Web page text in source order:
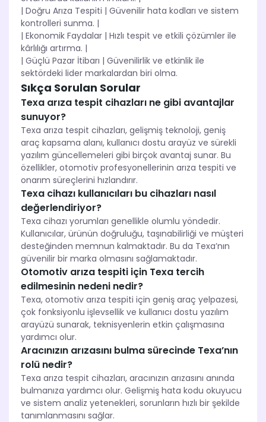
| Doğru Arıza Tespiti | Güvenilir hata kodları ve sistem
kontrolleri sunma. |
| Ekonomik Faydalar | Hızlı tespit ve etkili çözümler ile
kârlılığı artırma. |
| Güçlü Pazar İtibarı | Güvenilirlik ve etkinlik ile
sektördeki lider markalardan biri olma.
Sıkça Sorulan Sorular
Texa arıza tespit cihazları ne gibi avantajlar
sunuyor?
Texa arıza tespit cihazları, gelişmiş teknoloji, geniş
araç kapsama alanı, kullanıcı dostu arayüz ve sürekli
yazılım güncellemeleri gibi birçok avantaj sunar. Bu
özellikler, otomotiv profesyonellerinin arıza tespiti ve
onarım süreçlerini hızlandırır.
Texa cihazı kullanıcıları bu cihazları nasıl
değerlendiriyor?
Texa cihazı yorumları genellikle olumlu yöndedir.
Kullanıcılar, ürünün doğruluğu, taşınabilirliği ve müşteri
desteğinden memnun kalmaktadır. Bu da Texa’nın
güvenilir bir marka olmasını sağlamaktadır.
Otomotiv arıza tespiti için Texa tercih
edilmesinin nedeni nedir?
Texa, otomotiv arıza tespiti için geniş araç yelpazesi,
çok fonksiyonlu işlevsellik ve kullanıcı dostu yazılım
arayüzü sunarak, teknisyenlerin etkin çalışmasına
yardımcı olur.
Aracınızın arızasını bulma sürecinde Texa’nın
rolü nedir?
Texa arıza tespit cihazları, aracınızın arızasını anında
bulmanıza yardımcı olur. Gelişmiş hata kodu okuyucu
ve sistem analiz yetenekleri, sorunların hızlı bir şekilde
tanımlanmasını sağlar.